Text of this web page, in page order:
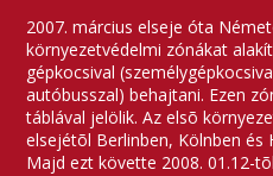
2007. március elseje óta
környezetvédelmi zónákat
gépkocsival
autóbusszal) behajtani. Ezen
táblával jelölik. Az elsõ
elsejétõl Berlinben, Kölnben és
Majd ezt követte 2008. 01.12-